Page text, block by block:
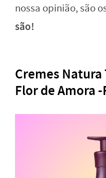
nossa opinião, são
são!
Cremes Natura
Flor de Amora -